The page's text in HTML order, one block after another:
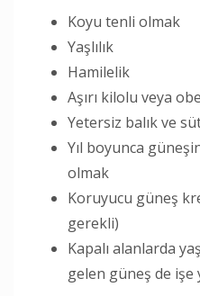
Koyu tenli olmak
Yaşlılık
Hamilelik
Aşırı kilolu veya
Yetersiz balık ve
Yıl boyunca
olmak
Koruyucu güneş
gerekli)
Kapalı alanlarda
gelen güneş de işe